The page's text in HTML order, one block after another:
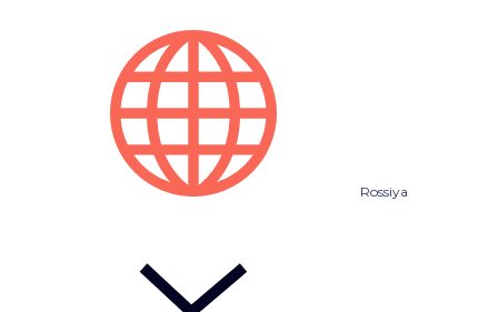
Rossiya